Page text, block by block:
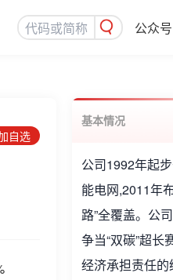
公众号
自选
基本情况
公司1992年起
能电网,2011年
路”全覆盖。公
争当“双碳”超
经济承担责任